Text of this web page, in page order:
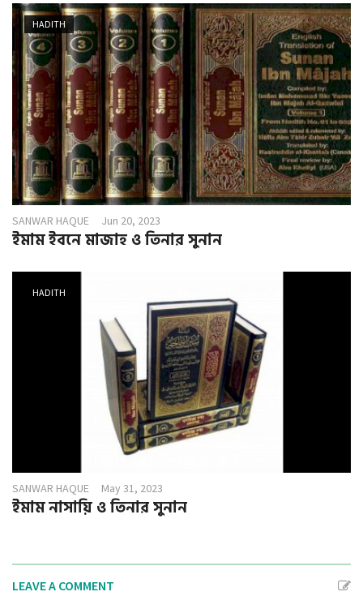
HADITH
SANWAR HAQUE Jun 20, 2023
ইমাম ইবনে মাজাহ ও তিনার সুনান
HADITH
SANWAR HAQUE May 31, 2023
ইমাম নাসায়ি ও তিনার সুনান
LEAVE A COMMENT